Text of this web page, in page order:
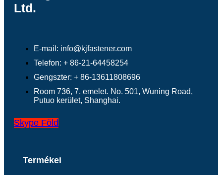
Ltd.
E-mail: info@kjfastener.com
Telefon: + 86-21-64458254
Gengszter: + 86-13611808696
Room 736, 7. emelet. No. 501, Wuning Road,
Putuo kerület, Shanghai.
Skype Föld
Termékei